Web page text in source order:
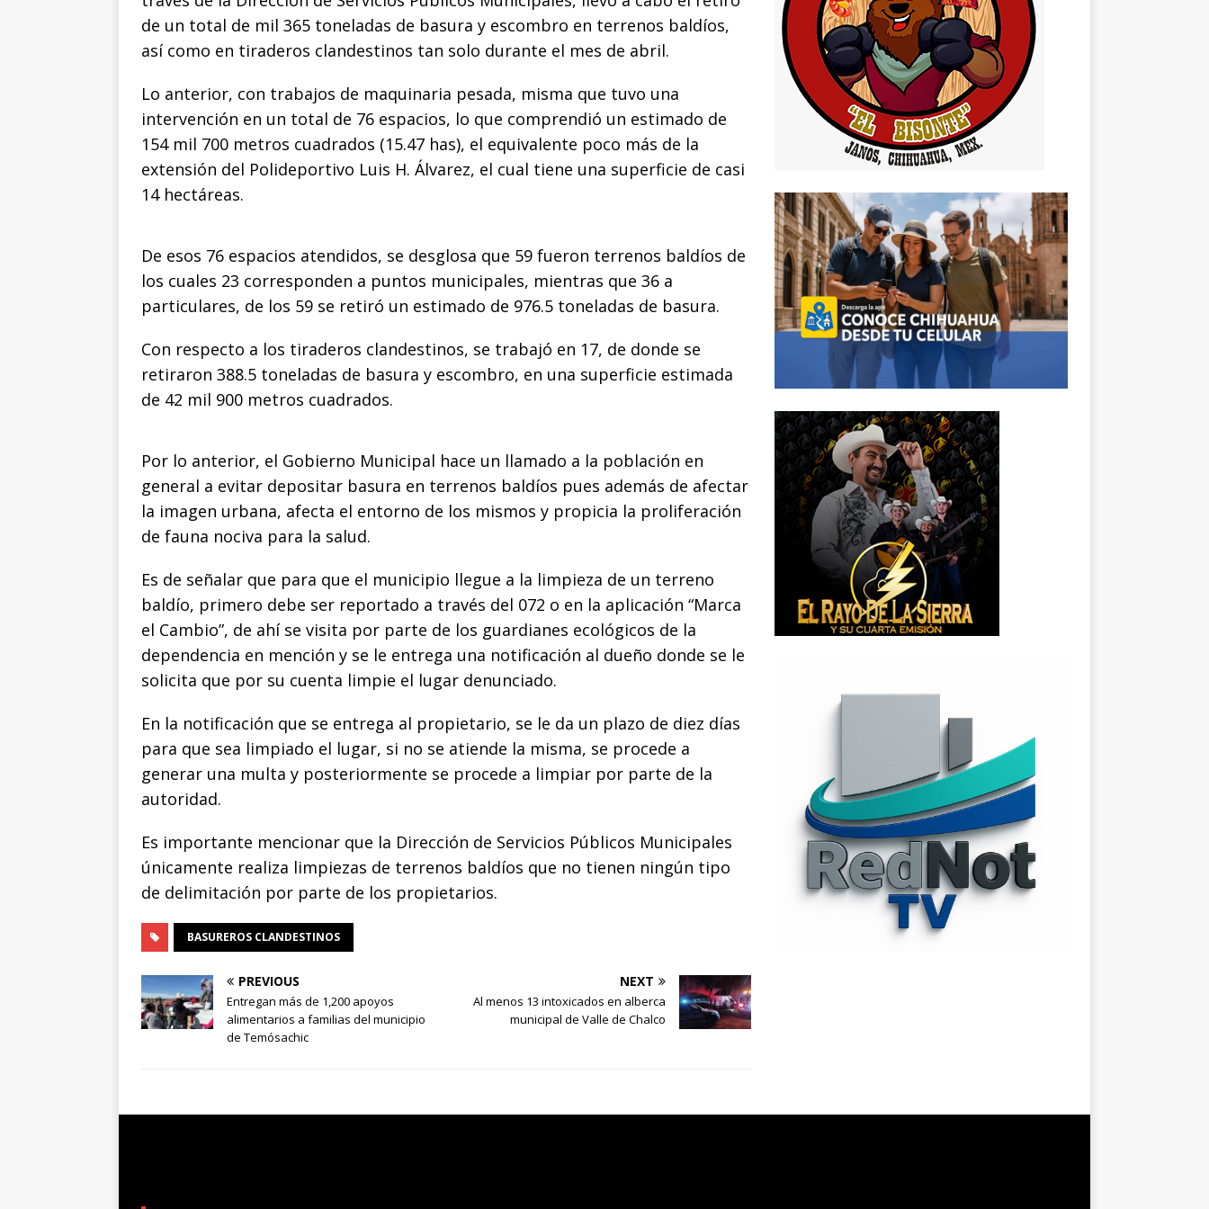
o
k
p e
r
k r
de un total de mil 365 toneladas de basura y escombro en terrenos baldíos,
así como en tiraderos clandestinos tan solo durante el mes de abril.
Lo anterior, con trabajos de maquinaria pesada, misma que tuvo una
intervención en un total de 76 espacios, lo que comprendió un estimado de
154 mil 700 metros cuadrados (15.47 has), el equivalente poco más de la
extensión del Polideportivo Luis H. Álvarez, el cual tiene una superficie de casi
14 hectáreas.
De esos 76 espacios atendidos, se desglosa que 59 fueron terrenos baldíos de
los cuales 23 corresponden a puntos municipales, mientras que 36 a
particulares, de los 59 se retiró un estimado de 976.5 toneladas de basura.
Con respecto a los tiraderos clandestinos, se trabajó en 17, de donde se
retiraron 388.5 toneladas de basura y escombro, en una superficie estimada
de 42 mil 900 metros cuadrados.
Por lo anterior, el Gobierno Municipal hace un llamado a la población en
general a evitar depositar basura en terrenos baldíos pues además de afectar
la imagen urbana, afecta el entorno de los mismos y propicia la proliferación
de fauna nociva para la salud.
Es de señalar que para que el municipio llegue a la limpieza de un terreno
baldío, primero debe ser reportado a través del 072 o en la aplicación “Marca
el Cambio”, de ahí se visita por parte de los guardianes ecológicos de la
dependencia en mención y se le entrega una notificación al dueño donde se le
solicita que por su cuenta limpie el lugar denunciado.
En la notificación que se entrega al propietario, se le da un plazo de diez días
para que sea limpiado el lugar, si no se atiende la misma, se procede a
generar una multa y posteriormente se procede a limpiar por parte de la
autoridad.
Es importante mencionar que la Dirección de Servicios Públicos Municipales
únicamente realiza limpiezas de terrenos baldíos que no tienen ningún tipo
de delimitación por parte de los propietarios.
BASUREROS CLANDESTINOS
PREVIOUS
Entregan más de 1,200 apoyos
alimentarios a familias del municipio
de Temósachic
NEXT
Al menos 13 intoxicados en alberca
municipal de Valle de Chalco